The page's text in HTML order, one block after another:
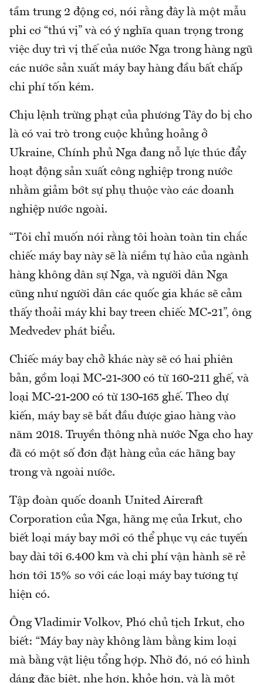
tầm trung 2 động cơ, nói rằng đây là một mẫu
phi cơ “thú vị” và có ý nghĩa quan trọng trong
việc duy trì vị thế của nước Nga trong hàng ngũ
các nước sản xuất máy bay hàng đầu bất chấp
chi phí tốn kém.
Chịu lệnh trừng phạt của phương Tây do bị cho
là có vai trò trong cuộc khủng hoảng ở
Ukraine, Chính phủ Nga đang nỗ lực thúc đẩy
hoạt động sản xuất công nghiệp trong nước
nhằm giảm bớt sự phụ thuộc vào các doanh
nghiệp nước ngoài.
“Tôi chỉ muốn nói rằng tôi hoàn toàn tin chắc
chiếc máy bay này sẽ là niềm tự hào của ngành
hàng không dân sự Nga, và người dân Nga
cũng như người dân các quốc gia khác sẽ cảm
thấy thoải máy khi bay treen chiếc MC-21”, ông
Medvedev phát biểu.
Chiếc máy bay chở khác này sẽ có hai phiên
bản, gồm loại MC-21-300 có từ 160-211 ghế, và
loại MC-21-200 có từ 130-165 ghế. Theo dự
kiến, máy bay sẽ bắt đầu được giao hàng vào
năm 2018. Truyền thông nhà nước Nga cho hay
đã có một số đơn đặt hàng của các hãng bay
trong và ngoài nước.
Tập đoàn quốc doanh United Aircraft
Corporation của Nga, hãng mẹ của Irkut, cho
biết loại máy bay mới có thể phục vụ các tuyến
bay dài tới 6.400 km và chi phí vận hành sẽ rẻ
hơn tới 15% so với các loại máy bay tương tự
hiện có.
Ông Vladimir Volkov, Phó chủ tịch Irkut, cho
biết: “Máy bay này không làm bằng kim loại
mà bằng vật liệu tổng hợp. Nhờ đó, nó có hình
dáng đặc biệt, nhẹ hơn, khỏe hơn, và là một